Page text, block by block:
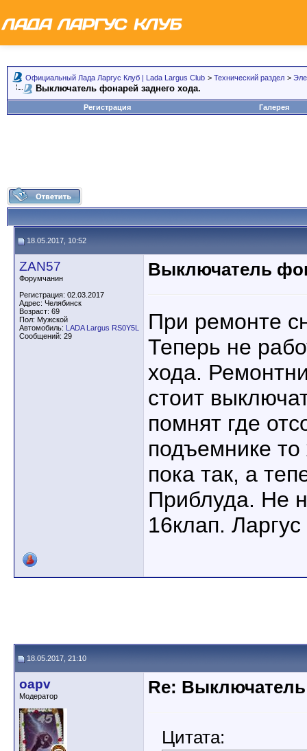
Официальный Лада Ларгус Клуб | Lada Largus Club > Технический раздел >
Выключатель фонарей заднего хода.
Регистрация Галерея
18.05.2017, 10:52
ZAN57
Форумчанин
Регистрация: 02.03.2017
Адрес: Челябинск
Возраст: 69
Пол: Мужской
Автомобиль: LADA Largus RS0Y5L
Сообщений: 29
Выключатель
При ремонте
Теперь не
хода.
стоит
помнят где
подъемнике
пока так, а
Приблуда. Не
16клап.
18.05.2017, 21:10
oapv
Модератор Re:
Цитата: